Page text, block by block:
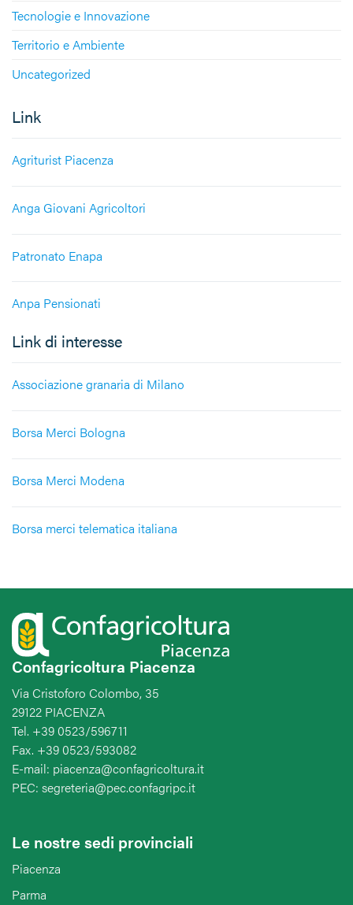
Tecnologie e Innovazione
Territorio e Ambiente
Uncategorized
Link
Agriturist Piacenza
Anga Giovani Agricoltori
Patronato Enapa
Anpa Pensionati
Link di interesse
Associazione granaria di Milano
Borsa Merci Bologna
Borsa Merci Modena
Borsa merci telematica italiana
Confagricoltura Piacenza
Via Cristoforo Colombo, 35
29122 PIACENZA
Tel. +39 0523/596711
Fax. +39 0523/593082
E-mail: piacenza@confagricoltura.it
PEC: segreteria@pec.confagripc.it
Le nostre sedi provinciali
Piacenza
Parma